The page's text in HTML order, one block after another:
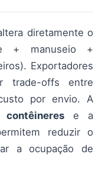
diretamente o
+ manuseio +
Exportadores
trade-offs entre
por envio. A
contêinerese a
reduzir o
a ocupação de